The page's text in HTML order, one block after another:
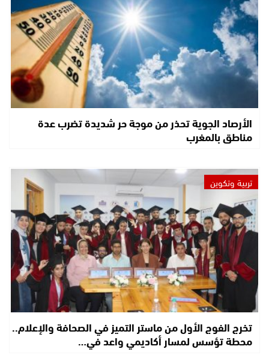
الأرصاد الجوية تحذر من موجة حر شديدة تضرب عدة
مناطق بالمغرب
تربية وتكوين
تخرج الفوج الأول من ماستر التميز في الصحافة والإعلام..
محطة تؤسس لمسار أكاديمي واعد في…